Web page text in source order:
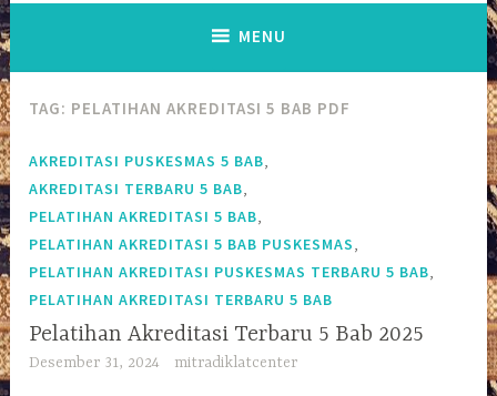
MENU
TAG: PELATIHAN AKREDITASI 5 BAB PDF
AKREDITASI PUSKESMAS 5 BAB,
AKREDITASI TERBARU 5 BAB,
PELATIHAN AKREDITASI 5 BAB,
PELATIHAN AKREDITASI 5 BAB PUSKESMAS,
PELATIHAN AKREDITASI PUSKESMAS TERBARU 5 BAB,
PELATIHAN AKREDITASI TERBARU 5 BAB
Pelatihan Akreditasi Terbaru 5 Bab 2025
Desember 31, 2024 mitradiklatcenter